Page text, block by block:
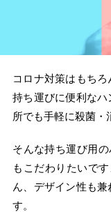
コロナ対策はもちろ
持ち運びに便利な
所でも手軽に殺菌・
そんな持ち運び用
もこだわりたいで
ん、デザイン性も
す。